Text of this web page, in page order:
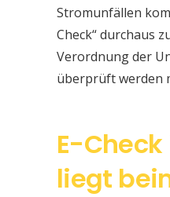
Stromunfällen
Check“ durchaus
Verordnung der
überprüft werden
E-
liegt